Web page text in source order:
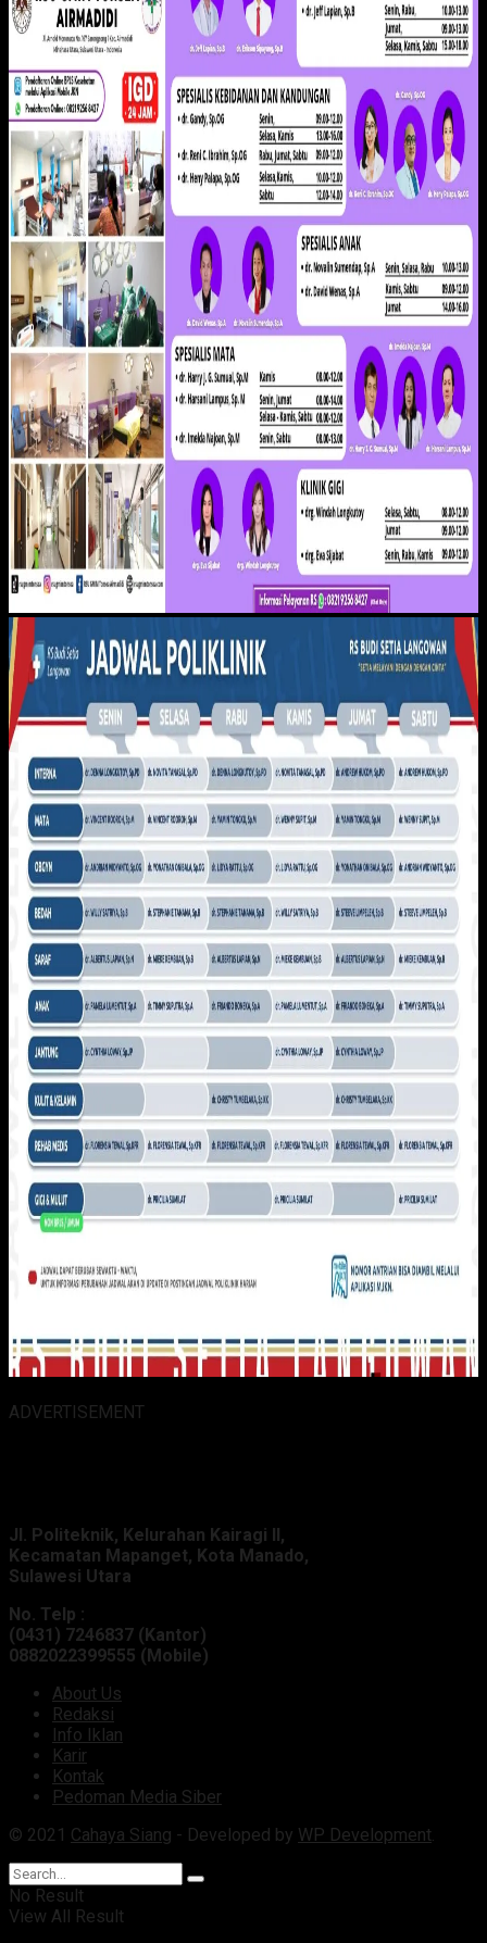
ADVERTISEMENT
Jl. Politeknik, Kelurahan Kairagi II,
Kecamatan Mapanget, Kota Manado,
Sulawesi Utara
No. Telp :
(0431) 7246837 (Kantor)
0882022399555 (Mobile)
About Us
Redaksi
Info Iklan
Karir
Kontak
Pedoman Media Siber
© 2021 Cahaya Siang - Developed by WP Development.
No Result
View All Result